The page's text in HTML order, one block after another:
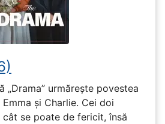
„Drama” urmărește povestea
și Charlie. Cei doi
se poate de fericit, însă